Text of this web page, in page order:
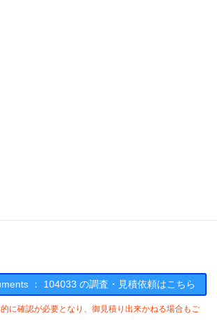
： 104033 の調査・見積依頼はこちら
に確認が必要となり、御見積り出来かねる場合もご